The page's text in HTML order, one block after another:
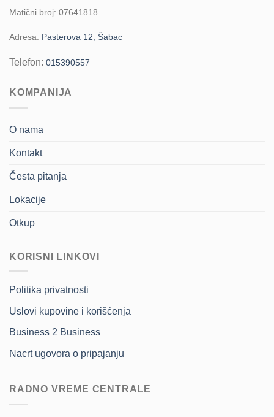
Matični broj: 07641818
Adresa: Pasterova 12, Šabac
Telefon: 015390557
KOMPANIJA
O nama
Kontakt
Česta pitanja
Lokacije
Otkup
KORISNI LINKOVI
Politika privatnosti
Uslovi kupovine i korišćenja
Business 2 Business
Nacrt ugovora o pripajanju
RADNO VREME CENTRALE